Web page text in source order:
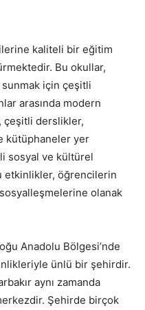
kaliteli bir eğitim
Bu okullar,
için çeşitli
arasında modern
çeşitli derslikler,
kütüphaneler yer
sosyal ve kültürel
etkinlikler, öğrencilerin
olanak
Anadolu Bölgesi’nde
ünlü bir şehirdir.
aynı zamanda
Şehirde birçok